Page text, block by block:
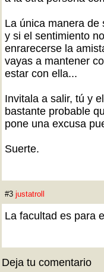
La única manera de
y si el sentimiento
enrarecerse la
vayas a mantener
estar con ella...
Invitala a salir, tú y
bastante probable
pone una excusa
Suerte.
#3 justatroll
La facultad es para
Deja tu comentario